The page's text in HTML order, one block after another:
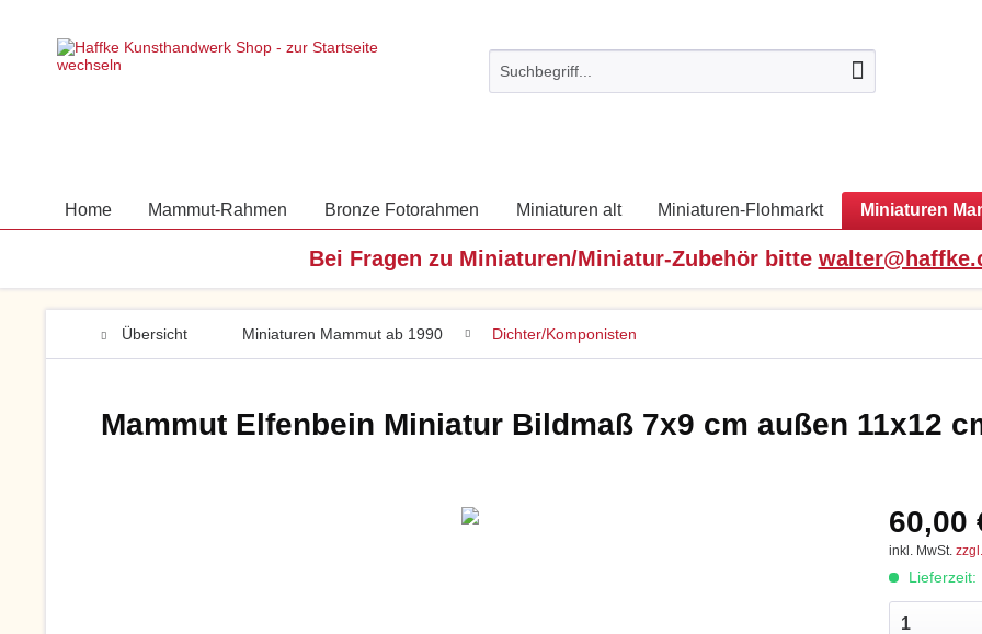
Home Mammut-Rahmen Bronze Fotorahmen Miniaturen alt Miniaturen-Flohmarkt Miniaturen
Bei Fragen zu Miniaturen/Miniatur-Zubehör bitte
Übersicht Miniaturen Mammut ab 1990 Dichter/Komponisten
Mammut Elfenbein Miniatur Bildmaß 7x9 cm außen 11x12
60,00
inkl. MwSt.
Lieferzeit: